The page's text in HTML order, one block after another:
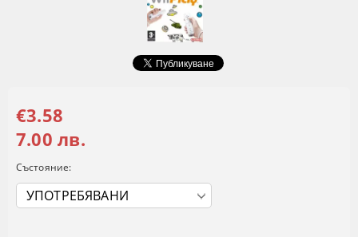
€3.58
7.00 лв.
Състояние: